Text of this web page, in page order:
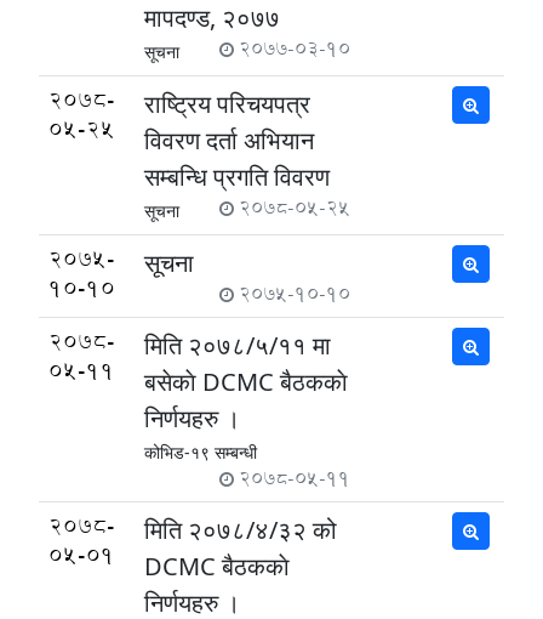
मापदण्ड, २०७७
सूचना 2077-03-10
2078-
05-25
राष्ट्रिय परिचयपत्र
विवरण दर्ता अभियान
सम्बन्धि प्रगति विवरण
सूचना 2078-05-25
2075-
10-10
सूचना
2075-10-10
2078-
05-11
मिति २०७८/५/११ मा
बसेकाे DCMC बैठककाे
निर्णयहरु ।
कोभिड-१९ सम्बन्धी
2078-05-11
2078-
05-01
मिति २०७८/४/३२ को
DCMC बैठककाे
निर्णयहरु ।